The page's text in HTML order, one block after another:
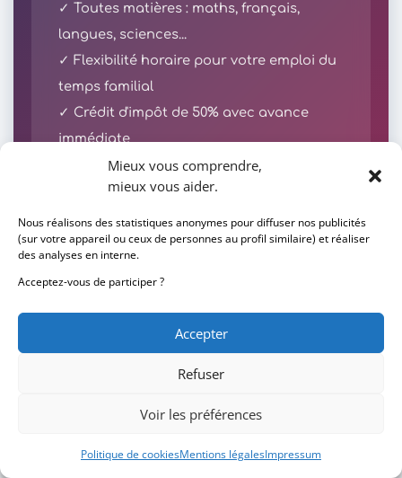
Mieux vous comprendre,
mieux vous aider.
Nous réalisons des statistiques anonymes pour diffuser nos publicités
(sur votre appareil ou ceux de personnes au profil similaire) et réaliser
des analyses en interne.
Acceptez-vous de participer ?
Accepter
Refuser
Voir les préférences
Politique de cookiesMentions légalesImpressum
✓ Toutes matières : maths, français,
langues, sciences...
✓ Flexibilité horaire pour votre emploi du
temps familial
✓ Crédit d'impôt de 50% avec avance
immédiate
en France métropolitaine, Guadeloupe,
Martinique, Mayotte, Réunion et Guyane.
sans engagement de votre part →
des besoins de votre enfant